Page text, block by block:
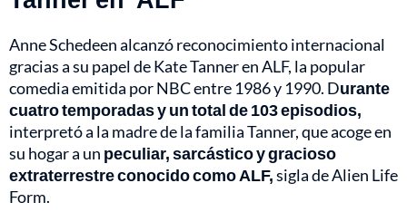
Anne Schedeen alcanzó reconocimiento internacional
gracias a su papel de Kate Tanner en ALF, la popular
comedia emitida por NBC entre 1986 y 1990. Durante
cuatro temporadas y un total de 103 episodios,
interpretó a la madre de la familia Tanner, que acoge en
su hogar a un peculiar, sarcástico y gracioso
extraterrestre conocido como ALF,sigla de Alien Life
Form.